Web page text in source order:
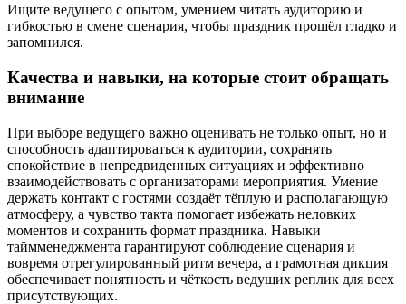
Ищите ведущего с опытом, умением читать аудиторию и
гибкостью в смене сценария, чтобы праздник прошёл гладко и
запомнился.
Качества и навыки, на которые стоит обращать
внимание
При выборе ведущего важно оценивать не только опыт, но и
способность адаптироваться к аудитории, сохранять
спокойствие в непредвиденных ситуациях и эффективно
взаимодействовать с организаторами мероприятия. Умение
держать контакт с гостями создаёт тёплую и располагающую
атмосферу, а чувство такта помогает избежать неловких
моментов и сохранить формат праздника. Навыки
таймменеджмента гарантируют соблюдение сценария и
вовремя отрегулированный ритм вечера, а грамотная дикция
обеспечивает понятность и чёткость ведущих реплик для всех
присутствующих.